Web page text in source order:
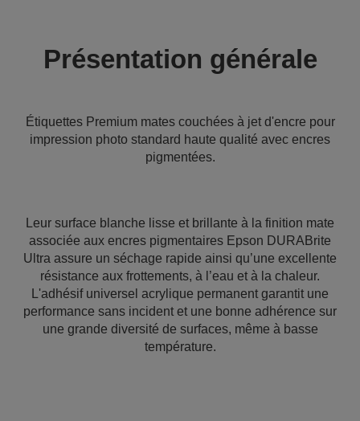
Présentation générale
Étiquettes Premium mates couchées à jet d'encre pour
impression photo standard haute qualité avec encres
pigmentées.
Leur surface blanche lisse et brillante à la finition mate
associée aux encres pigmentaires Epson DURABrite
Ultra assure un séchage rapide ainsi qu’une excellente
résistance aux frottements, à l’eau et à la chaleur.
L'adhésif universel acrylique permanent garantit une
performance sans incident et une bonne adhérence sur
une grande diversité de surfaces, même à basse
température.